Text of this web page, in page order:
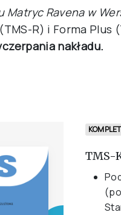
Matryc Ravena w
R) i Forma Plus
nakładu.
KOMPLET
TMS-